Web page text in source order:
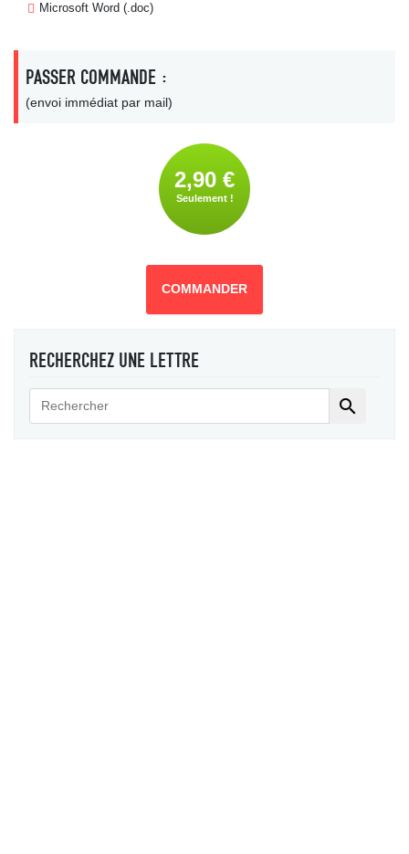
Microsoft Word (.doc)
PASSER COMMANDE :
(envoi immédiat par mail)
2,90 €
Seulement !
COMMANDER
RECHERCHEZ UNE LETTRE
